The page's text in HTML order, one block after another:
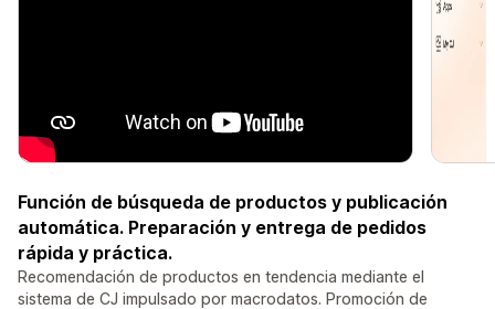
Función de búsqueda de productos y publicación
automática. Preparación y entrega de pedidos
rápida y práctica.
Recomendación de productos en tendencia mediante el
sistema de CJ impulsado por macrodatos. Promoción de